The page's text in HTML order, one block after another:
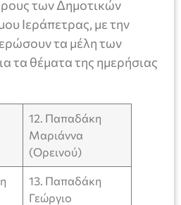
των Δημοτικών
Ιεράπετρας, με την
τα μέλη των
τα θέματα της ημερήσιας
12. Παπαδάκη
Μαριάννα
(Ορεινού)
13. Παπαδάκη
Γεώργιο